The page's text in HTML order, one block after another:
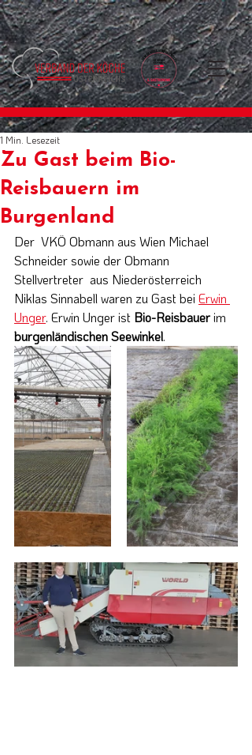
Zu Gast beim Bio-
Reisbauern im
Burgenland
1 Min. Lesezeit
Der  VKÖ Obmann aus Wien Michael
Schneider sowie der Obmann
Stellvertreter  aus Niederösterreich
Niklas Sinnabell waren zu Gast bei Erwin
Unger. Erwin Unger ist Bio-Reisbauer im
burgenländischen Seewinkel.